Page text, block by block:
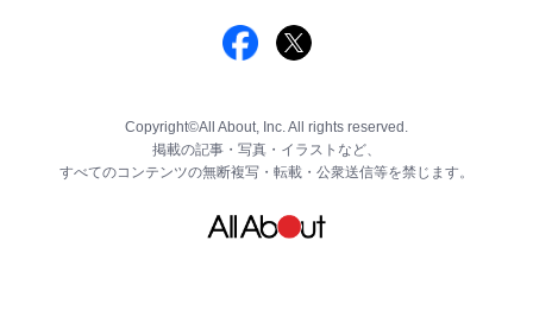
Copyright©All About, Inc. All rights reserved.
掲載の記事・写真・イラストなど、
すべてのコンテンツの無断複写・転載・公衆送信等を禁じます。